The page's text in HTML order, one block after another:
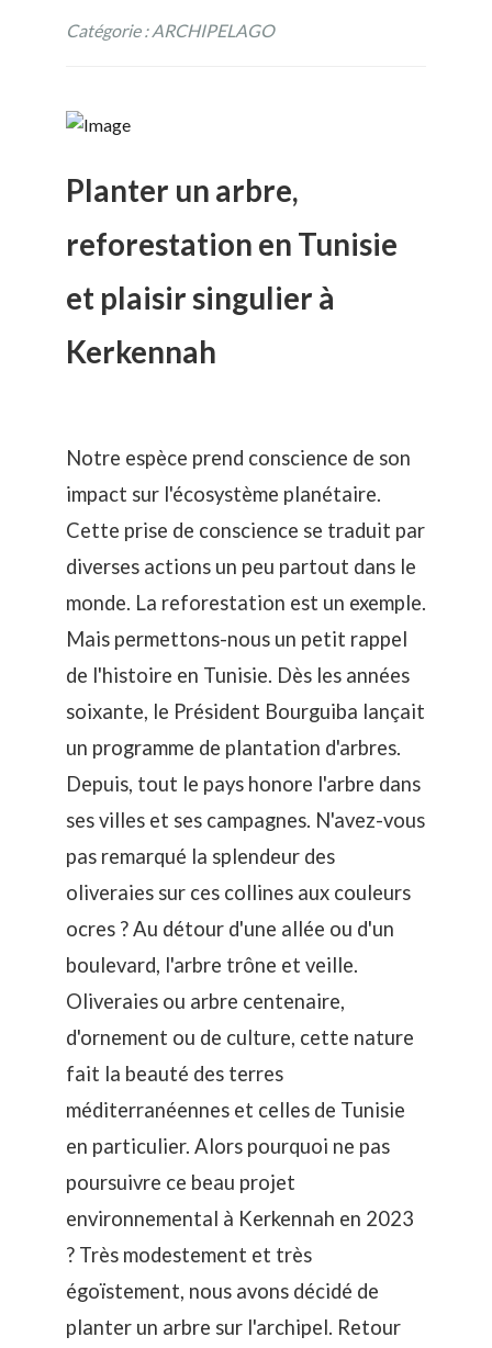
Catégorie : ARCHIPELAGO
Planter un arbre,
reforestation en Tunisie
et plaisir singulier à
Kerkennah
Notre espèce prend conscience de son
impact sur l'écosystème planétaire.
Cette prise de conscience se traduit par
diverses actions un peu partout dans le
monde. La reforestation est un exemple.
Mais permettons-nous un petit rappel
de l'histoire en Tunisie. Dès les années
soixante, le Président Bourguiba lançait
un programme de plantation d'arbres.
Depuis, tout le pays honore l'arbre dans
ses villes et ses campagnes. N'avez-vous
pas remarqué la splendeur des
oliveraies sur ces collines aux couleurs
ocres ? Au détour d'une allée ou d'un
boulevard, l'arbre trône et veille.
Oliveraies ou arbre centenaire,
d'ornement ou de culture, cette nature
fait la beauté des terres
méditerranéennes et celles de Tunisie
en particulier. Alors pourquoi ne pas
poursuivre ce beau projet
environnemental à Kerkennah en 2023
? Très modestement et très
égoïstement, nous avons décidé de
planter un arbre sur l'archipel. Retour